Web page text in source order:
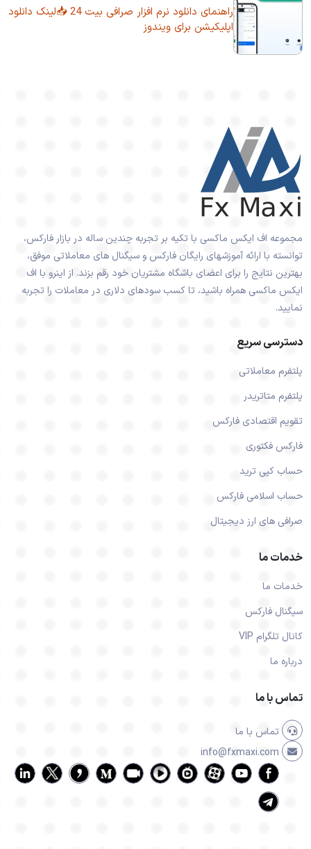
راهنمای دانلود نرم افزار صرافی بیت 24 📥لینک دانلود
اپلیکیشن برای ویندوز
مجموعه اف ایکس ماکسی با تکیه بر تجربه چندین ساله در بازار فارکس،
توانسته با ارائه آموزشهای رایگان فارکس و سیگنال های معاملاتی موفق،
بهترین نتایج را برای اعضای باشگاه مشتریان خود رقم بزند. از اینرو با اف
ایکس ماکسی همراه باشید، تا کسب سودهای دلاری در معاملات را تجربه
نمایید.
دسترسی سریع
پلتفرم معاملاتی
پلتفرم متاتریدر
تقویم اقتصادی فارکس
فارکس فکتوری
حساب کپی ترید
حساب اسلامی فارکس
صرافی های ارز دیجیتال
خدمات ما
خدمات ما
سیگنال فارکس
کانال تلگرام VIP
درباره ما
تماس با ما
تماس با ما